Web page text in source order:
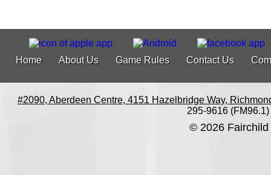
Home About Us Game Rules Contact Us
#2090, Aberdeen Centre, 4151 Hazelbridge Way,
295-9616 (FM96.1)
© 2026 Fairchild